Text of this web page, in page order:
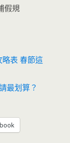
假規
表 春節這
最划算？